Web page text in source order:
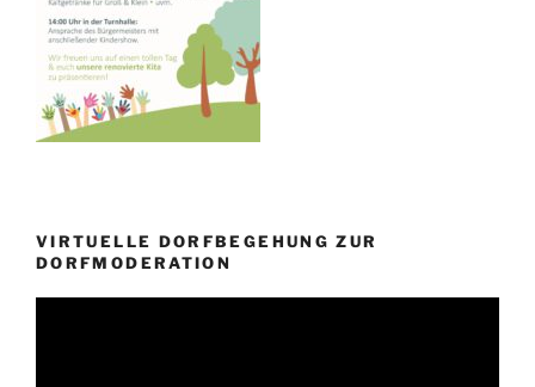
VIRTUELLE DORFBEGEHUNG ZUR
DORFMODERATION